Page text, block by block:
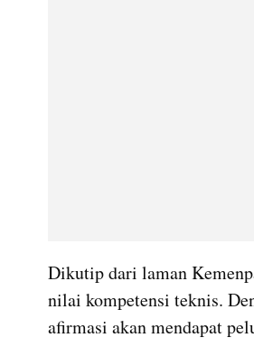
Dikutip dari laman
nilai kompetensi teknis.
afirmasi akan mendapat